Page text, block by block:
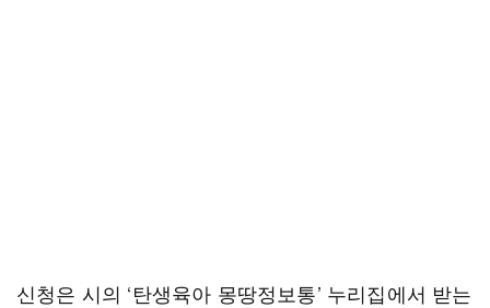
신청은 시의 ‘탄생육아 몽땅정보통’ 누리집에서 받는